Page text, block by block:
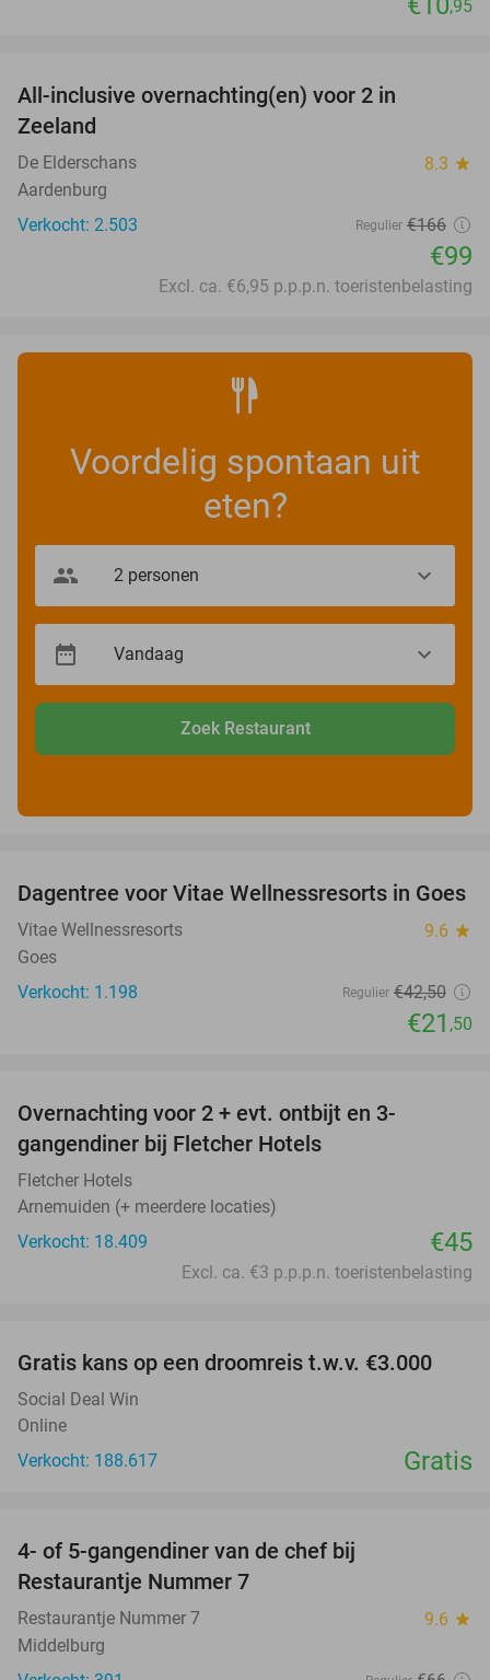
,95
All-inclusive overnachting(en) voor 2 in
Zeeland
De Elderschans 8.3 star
Aardenburg
Verkocht: 2.503
Regulier €166
€99
Excl. ca. €6,95 p.p.p.n. toeristenbelasting
Voordelig spontaan uit
eten?
Zoek Restaurant
49%
Dagentree voor Vitae Wellnessresorts in Goes
Vitae Wellnessresorts 9.6 star
Goes
Verkocht: 1.198
Regulier €42,50
€21 ,50
Overnachting voor 2 + evt. ontbijt en 3-
gangendiner bij Fletcher Hotels
Fletcher Hotels
Arnemuiden (+ meerdere locaties)
Verkocht: 18.409
€45
Excl. ca. €3 p.p.p.n. toeristenbelasting
Gratis kans op een droomreis t.w.v. €3.000
Social Deal Win
Online
Verkocht: 188.617
Gratis
4- of 5-gangendiner van de chef bij
Restaurantje Nummer 7
Restaurantje Nummer 7 9.6 star
Middelburg